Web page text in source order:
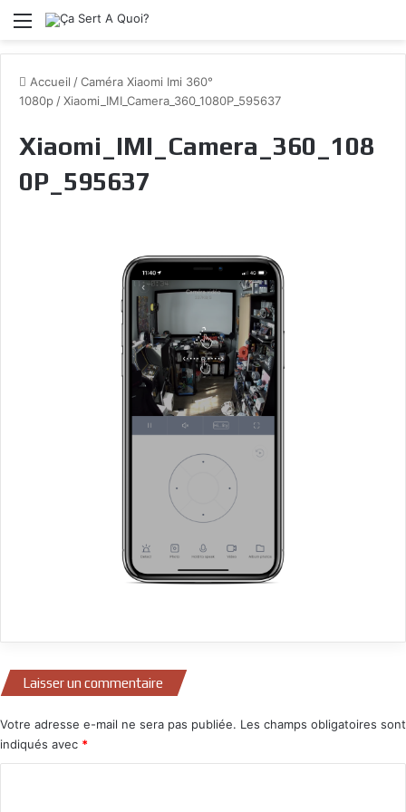
Menu
Accueil /Caméra Xiaomi Imi 360°
1080p /Xiaomi_IMI_Camera_360_1080P_595637
Xiaomi_IMI_Camera_360_108
0P_595637
Laisser un commentaire
Votre adresse e-mail ne sera pas publiée. Les champs obligatoires sont
indiqués avec *